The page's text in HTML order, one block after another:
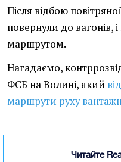
Після відбою
повернули до вагонів,
маршрутом.
Нагадаємо,
ФСБ на Волині, який
маршрути руху
Читайте